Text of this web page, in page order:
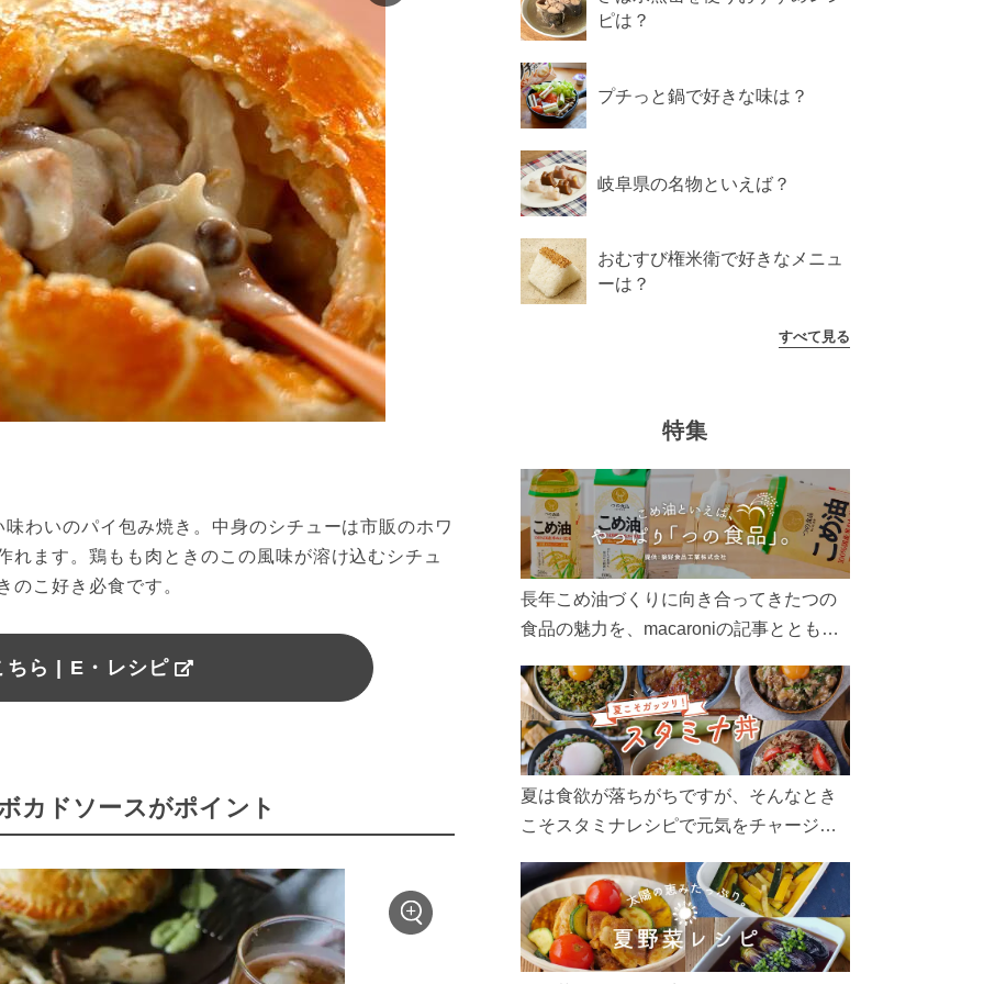
わいのパイ包み焼き。中身のシチューは市販のホワ
ます。鶏もも肉ときのこの風味が溶け込むシチュ
のこ好き必食です。
ちら | E・レシピ
カドソースがポイント
ピは？
プチっと鍋で好きな味は？
岐阜県の名物といえば？
おむすび権米衛で好きなメニュ
ーは？
すべて見る
特集
長年こめ油づくりに向き合ってきたつの
食品の魅力を、macaroniの記事とともに
ん、製造現場や品質へのこだわりまで。
こめ油をもっと好きになるコンテンツを
ぜひお楽しみください。
夏は食欲が落ちがちですが、そんなとき
こそスタミナレシピで元気をチャージ！
リ食べて、夏バテを吹き飛ばしましょ
う！